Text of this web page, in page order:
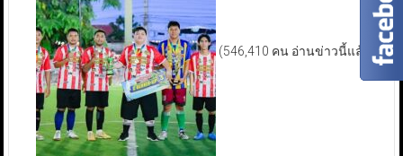
(546,410 คน อ่านข่าวนี้แล้ว)